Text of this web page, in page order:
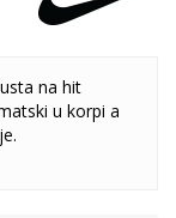
na hit
u korpi a
.